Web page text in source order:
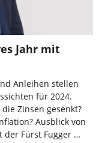
Jahr mit
Anleihen stellen
für 2024.
Zinsen gesenkt?
Ausblick von
der Fürst Fugger …